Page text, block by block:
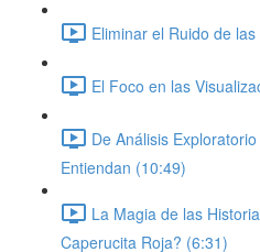
Eliminar el Ruido de
El Foco en las
De Análisis
Entiendan (10:49)
La Magia de las
Caperucita Roja? (6:31)